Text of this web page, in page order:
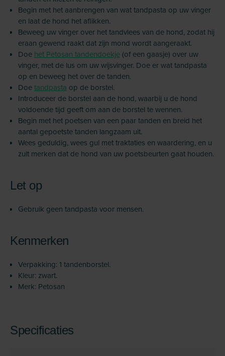
Begin met het aanbrengen van wat tandpasta op uw vinger
en laat de hond het aflikken.
Beweeg uw vinger over het tandvlees van de hond, zodat hij
eraan gewend raakt dat zijn mond wordt aangeraakt.
Doe het Petosan tandendoekje (of een gaasje) over uw
vinger, met de lus om uw wijsvinger. Doe er wat tandpasta
op en beweeg het over de tanden.
Doetandpasta op de borstel.
Introduceer de borstel aan de hond, waarbij u de hond
voldoende tijd geeft om aan de borstel te wennen.
Begin met het poetsen van een paar tanden en breid het
aantal gepoetste tanden langzaam uit.
Wees geduldig, wees gul met traktaties en waardering, en u
zult merken dat de hond van uw poetsbeurten gaat houden.
Let op
Gebruik geen tandpasta voor mensen.
Kenmerken
Verpakking: 1 tandenborstel.
Kleur: zwart.
Merk: Petosan
Specificaties